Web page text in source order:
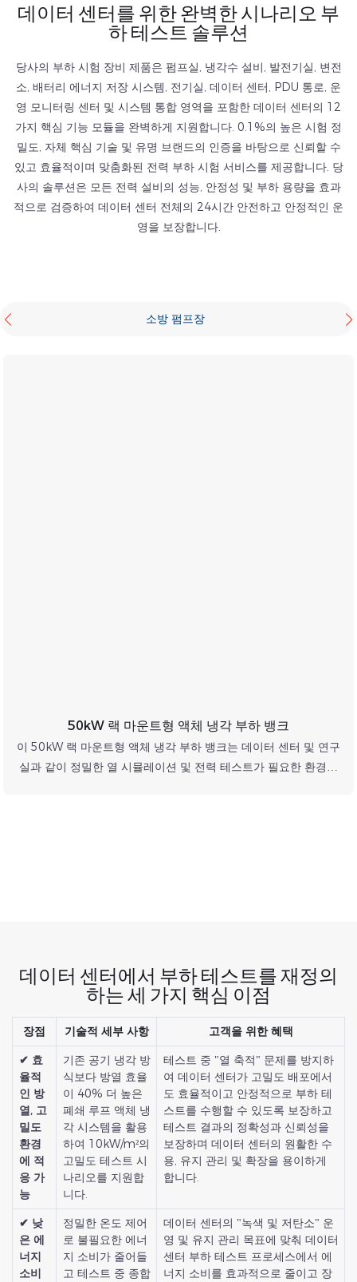
데이터 센터를 위한 완벽한 시나리오 부
하 테스트 솔루션
당사의 부하 시험 장비 제품은 펌프실, 냉각수 설비, 발전기실, 변전
소, 배터리 에너지 저장 시스템, 전기실, 데이터 센터, PDU 통로, 운
영 모니터링 센터 및 시스템 통합 영역을 포함한 데이터 센터의 12
가지 핵심 기능 모듈을 완벽하게 지원합니다. 0.1%의 높은 시험 정
밀도, 자체 핵심 기술 및 유명 브랜드의 인증을 바탕으로 신뢰할 수
있고 효율적이며 맞춤화된 전력 부하 시험 서비스를 제공합니다. 당
사의 솔루션은 모든 전력 설비의 성능, 안정성 및 부하 용량을 효과
적으로 검증하여 데이터 센터 전체의 24시간 안전하고 안정적인 운
영을 보장합니다.
소방 펌프장
50kW 랙 마운트형 액체 냉각 부하 뱅크
이 50kW 랙 마운트형 액체 냉각 부하 뱅크는 데이터 센터 및 연구
실과 같이 정밀한 열 시뮬레이션 및 전력 테스트가 필요한 환경을
데이터 센터에서 부하 테스트를 재정의
하는 세 가지 핵심 이점
장점 기술적 세부 사항
고객을 위한 혜택
✔ 효
율적
인 방
열, 고
밀도
환경
에 적
응 가
능
기존 공기 냉각 방
식보다 방열 효율
이 40% 더 높은
폐쇄 루프 액체 냉
각 시스템을 활용
하여 10kW/m²의
고밀도 테스트 시
나리오를 지원합
니다.
테스트 중 "열 축적" 문제를 방지하
여 데이터 센터가 고밀도 배포에서
도 효율적이고 안정적으로 부하 테
스트를 수행할 수 있도록 보장하고
테스트 결과의 정확성과 신뢰성을
보장하며 데이터 센터의 원활한 수
용, 유지 관리 및 확장을 용이하게
합니다.
✔ 낮
은 에
너지
소비
정밀한 온도 제어
로 불필요한 에너
지 소비가 줄어들
고 테스트 중 종합
데이터 센터의 "녹색 및 저탄소" 운
영 및 유지 관리 목표에 맞춰 데이터
센터 부하 테스트 프로세스에서 에
너지 소비를 효과적으로 줄이고 장